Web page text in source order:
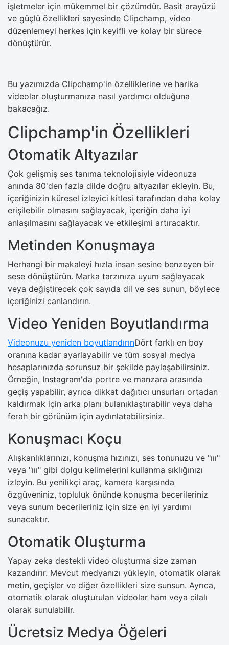
işletmeler için mükemmel bir çözümdür. Basit arayüzü
ve güçlü özellikleri sayesinde Clipchamp, video
düzenlemeyi herkes için keyifli ve kolay bir sürece
dönüştürür.
Bu yazımızda Clipchamp'in özelliklerine ve harika
videolar oluşturmanıza nasıl yardımcı olduğuna
bakacağız.
Clipchamp'in Özellikleri
Otomatik Altyazılar
Çok gelişmiş ses tanıma teknolojisiyle videonuza
anında 80'den fazla dilde doğru altyazılar ekleyin. Bu,
içeriğinizin küresel izleyici kitlesi tarafından daha kolay
erişilebilir olmasını sağlayacak, içeriğin daha iyi
anlaşılmasını sağlayacak ve etkileşimi artıracaktır.
Metinden Konuşmaya
Herhangi bir makaleyi hızla insan sesine benzeyen bir
sese dönüştürün. Marka tarzınıza uyum sağlayacak
veya değiştirecek çok sayıda dil ve ses sunun, böylece
içeriğinizi canlandırın.
Video Yeniden Boyutlandırma
Videonuzu yeniden boyutlandırınDört farklı en boy
oranına kadar ayarlayabilir ve tüm sosyal medya
hesaplarınızda sorunsuz bir şekilde paylaşabilirsiniz.
Örneğin, Instagram'da portre ve manzara arasında
geçiş yapabilir, ayrıca dikkat dağıtıcı unsurları ortadan
kaldırmak için arka planı bulanıklaştırabilir veya daha
ferah bir görünüm için aydınlatabilirsiniz.
Konuşmacı Koçu
Alışkanlıklarınızı, konuşma hızınızı, ses tonunuzu ve "ııı"
veya "ııı" gibi dolgu kelimelerini kullanma sıklığınızı
izleyin. Bu yenilikçi araç, kamera karşısında
özgüveniniz, topluluk önünde konuşma becerileriniz
veya sunum becerileriniz için size en iyi yardımı
sunacaktır.
Otomatik Oluşturma
Yapay zeka destekli video oluşturma size zaman
kazandırır. Mevcut medyanızı yükleyin, otomatik olarak
metin, geçişler ve diğer özellikleri size sunsun. Ayrıca,
otomatik olarak oluşturulan videolar ham veya cilalı
olarak sunulabilir.
Ücretsiz Medya Öğeleri